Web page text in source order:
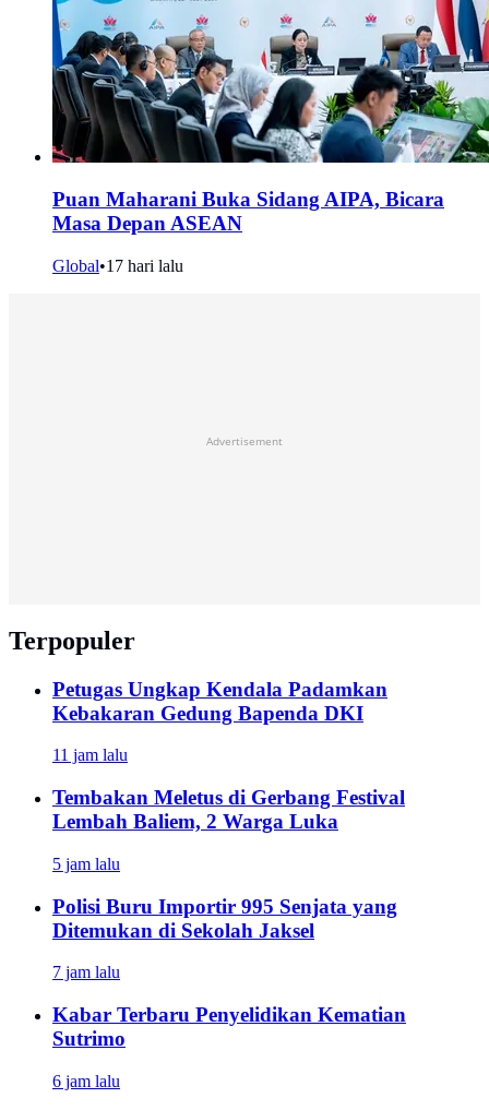
Puan Maharani Buka Sidang AIPA, Bicara
Masa Depan ASEAN
Global•17 hari lalu
Advertisement
Terpopuler
Petugas Ungkap Kendala Padamkan
Kebakaran Gedung Bapenda DKI
11 jam lalu
Tembakan Meletus di Gerbang Festival
Lembah Baliem, 2 Warga Luka
5 jam lalu
Polisi Buru Importir 995 Senjata yang
Ditemukan di Sekolah Jaksel
7 jam lalu
Kabar Terbaru Penyelidikan Kematian
Sutrimo
6 jam lalu